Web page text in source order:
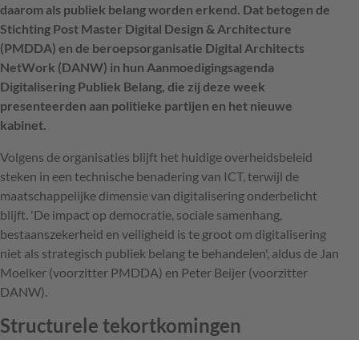
daarom als publiek belang worden erkend. Dat betogen de
Stichting Post Master Digital Design & Architecture
(PMDDA) en de beroepsorganisatie Digital Architects
NetWork (DANW) in hun Aanmoedigingsagenda
Digitalisering Publiek Belang, die zij deze week
presenteerden aan politieke partijen en het nieuwe
kabinet.
Volgens de organisaties blijft het huidige overheidsbeleid
steken in een technische benadering van ICT, terwijl de
maatschappelijke dimensie van digitalisering onderbelicht
blijft. 'De impact op democratie, sociale samenhang,
bestaanszekerheid en veiligheid is te groot om digitalisering
niet als strategisch publiek belang te behandelen', aldus de Jan
Moelker (voorzitter PMDDA) en Peter Beijer (voorzitter
DANW).
Structurele tekortkomingen